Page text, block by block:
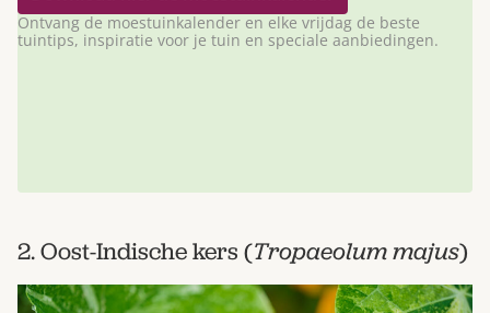
Ontvang de moestuinkalender en elke vrijdag de beste
tuintips, inspiratie voor je tuin en speciale aanbiedingen.
2. Oost-Indische kers (Tropaeolum majus)